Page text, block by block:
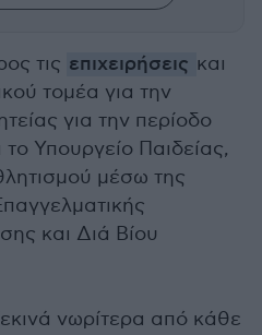
τις επιχειρήσεις και
τομέα για την
για την περίοδο
Υπουργείο Παιδείας,
μέσω της
και Διά Βίου
νωρίτερα από κάθε